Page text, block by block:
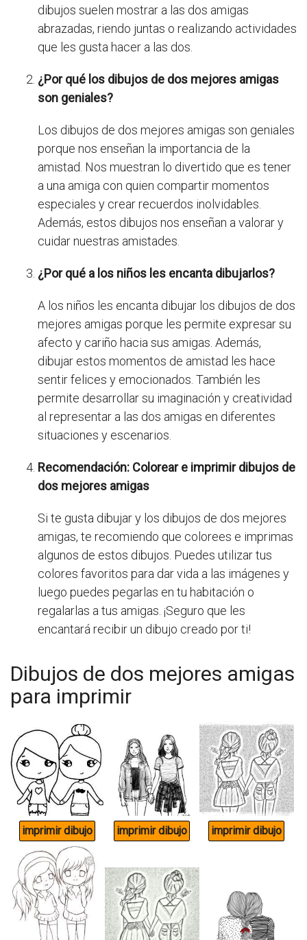
dibujos suelen mostrar a las dos amigas
abrazadas, riendo juntas o realizando actividades
que les gusta hacer a las dos.
¿Por qué los dibujos de dos mejores amigas
son geniales?
Los dibujos de dos mejores amigas son geniales
porque nos enseñan la importancia de la
amistad. Nos muestran lo divertido que es tener
a una amiga con quien compartir momentos
especiales y crear recuerdos inolvidables.
Además, estos dibujos nos enseñan a valorar y
cuidar nuestras amistades.
¿Por qué a los niños les encanta dibujarlos?
A los niños les encanta dibujar los dibujos de dos
mejores amigas porque les permite expresar su
afecto y cariño hacia sus amigas. Además,
dibujar estos momentos de amistad les hace
sentir felices y emocionados. También les
permite desarrollar su imaginación y creatividad
al representar a las dos amigas en diferentes
situaciones y escenarios.
Recomendación: Colorear e imprimir dibujos de
dos mejores amigas
Si te gusta dibujar y los dibujos de dos mejores
amigas, te recomiendo que colorees e imprimas
algunos de estos dibujos. Puedes utilizar tus
colores favoritos para dar vida a las imágenes y
luego puedes pegarlas en tu habitación o
regalarlas a tus amigas. ¡Seguro que les
encantará recibir un dibujo creado por ti!
Dibujos de dos mejores amigas
para imprimir